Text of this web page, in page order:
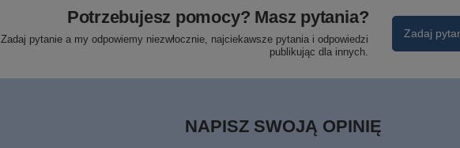
Potrzebujesz pomocy? Masz pytania?
Zadaj pytanie a my odpowiemy niezwłocznie, najciekawsze pytania i odpowiedzi
publikując dla innych.
Zadaj
NAPISZ SWOJĄ OPINIĘ